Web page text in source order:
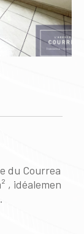
du Courrea
, idéalemen